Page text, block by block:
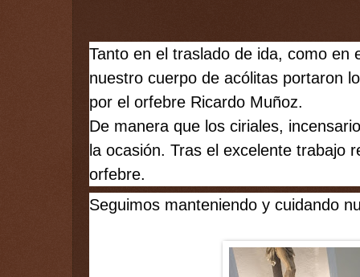
Tanto en el traslado de ida, como en
nuestro cuerpo de acólitas portaron
por el orfebre Ricardo Muñoz.
De manera que los ciriales,
la ocasión. Tras el excelente trabajo
orfebre.
Seguimos manteniendo y cuidando